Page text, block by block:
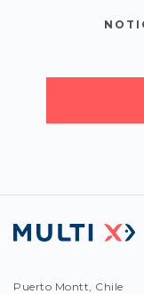
Puerto Montt, Chile